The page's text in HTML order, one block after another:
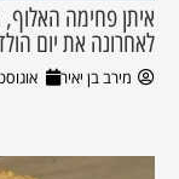
איתן פחימה
לאחרונה את יום
מירב בן יאיר אוגוסט 4,